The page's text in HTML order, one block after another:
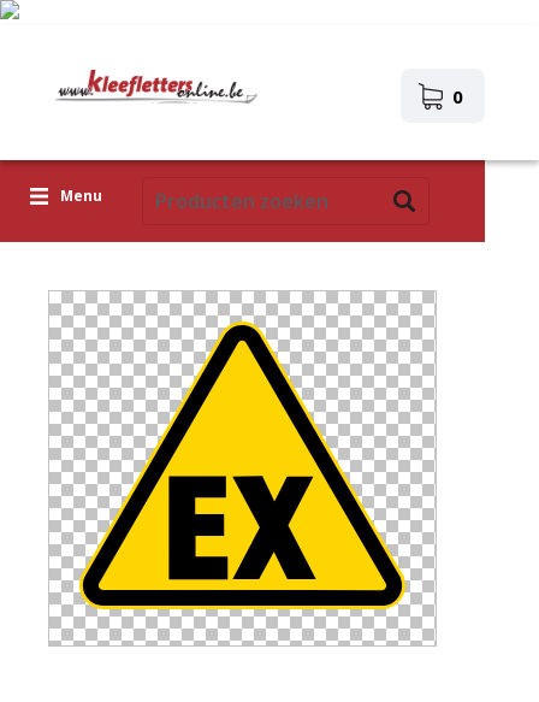
0
Menu
Icoontjes
Plakplaatjes
Upload je eigen ontwerp
Corona Covid-19